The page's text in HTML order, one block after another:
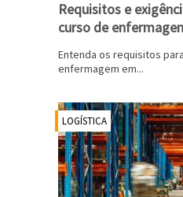
Requisitos e
curso de
Entenda os requisitos
enfermagem em...
LOGÍSTICA